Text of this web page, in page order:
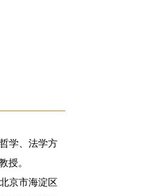
学、法学方
授。
京市海淀区